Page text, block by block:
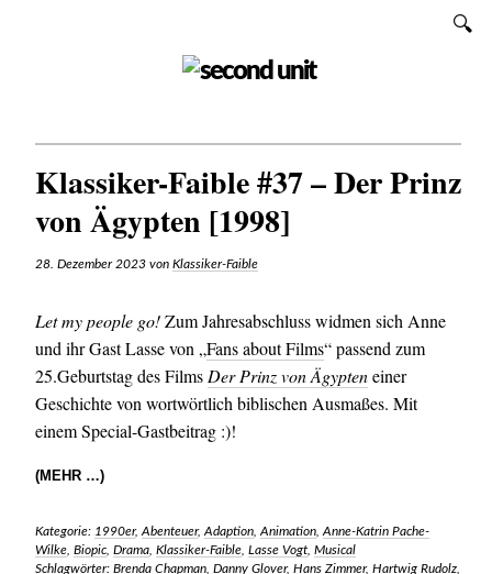
Klassiker-Faible #37 – Der Prinz
von Ägypten [1998]
28. Dezember 2023 von Klassiker-Faible
Let my people go!Zum Jahresabschluss widmen sich Anne
und ihr Gast Lasse von „Fans about Films“ passend zum
25.Geburtstag des Films Der Prinz von Ägypteneiner
Geschichte von wortwörtlich biblischen Ausmaßes. Mit
einem Special-Gastbeitrag :)!
(MEHR …)
Kategorie: 1990er, Abenteuer, Adaption, Animation, Anne-Katrin Pache-
Wilke, Biopic, Drama, Klassiker-Faible, Lasse Vogt, Musical
Schlagwörter: Brenda Chapman, Danny Glover, Hans Zimmer, Hartwig Rudolz,